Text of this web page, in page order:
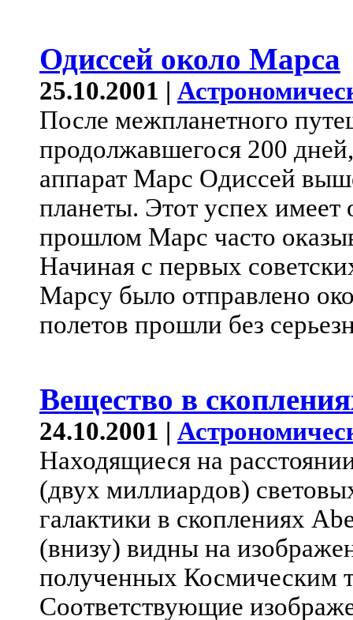
Одиссей около Марса
25.10.2001 |
После межпланетного
продолжавшегося 200
аппарат Марс Одиссей
планеты. Этот успех имеет
прошлом Марс часто
Начиная с первых
Марсу было отправлено
полетов прошли без
Вещество в
24.10.2001 |
Находящиеся на
(двух миллиардов)
галактики в скоплениях
(внизу) видны на
полученных Космическим
Соответствующие